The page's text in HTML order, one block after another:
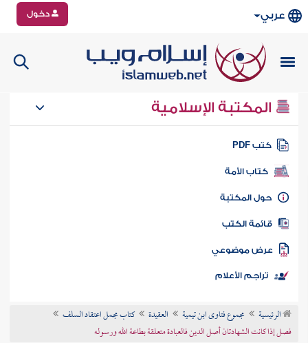
عربي دخول
المكتبة الإسلامية
كتب PDF
كتاب الأمة
المكتبة
الكتب
موضوعي
تراجم الأعلام
الرئيسية مجموع فتاوى ابن تيمية العقيدة
كتاب مجمل اعتقاد السلف
فصل إذا كانت الشهادتان أصل الدين فالعبادة متعلقة بطاعة الله ورسوله